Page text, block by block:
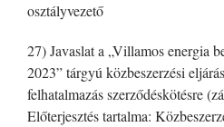
osztályvezető
27) Javaslat a „Villamos energia
2023” tárgyú közbeszerzési
felhatalmazás szerződéskötésre
Előterjesztés tartalma: